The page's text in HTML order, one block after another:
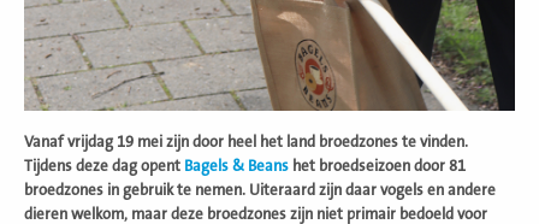
Vanaf vrijdag 19 mei zijn door heel het land broedzones te vinden.
Tijdens deze dag opent Bagels & Beans het broedseizoen door 81
broedzones in gebruik te nemen. Uiteraard zijn daar vogels en andere
dieren welkom, maar deze broedzones zijn niet primair bedoeld voor